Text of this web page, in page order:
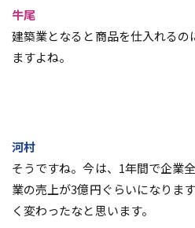
牛尾
建築業となると商品を仕入れるの
ますよね。
河村
そうですね。今は、1年間で企業
業の売上が3億円ぐらいになりま
く変わったなと思います。